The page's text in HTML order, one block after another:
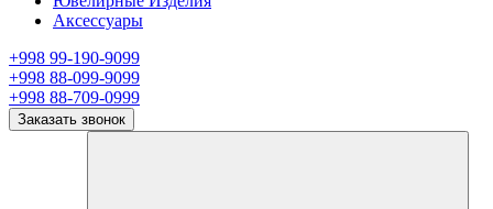
Аксессуары
+998 99-190-9099
+998 88-099-9099
+998 88-709-0999
Заказать звонок